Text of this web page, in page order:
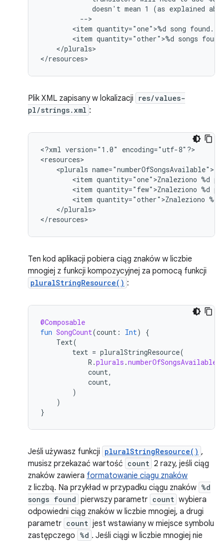
doesn't mean 1 (as explained
<item quantity="one">%d song
<item quantity="other">%d songs
</plurals>
</resources>
Plik XML zapisany w lokalizacji
res/values-
pl/strings.xml :
<?xml version="1.0"
encoding="utf-8"?>
<plurals
<item quantity="one">Znaleziono %d
<item quantity="few">Znaleziono %d
<item quantity="other">Znaleziono %d
</plurals>
</resources>
Ten kod aplikacji pobiera ciąg znaków w liczbie
mnogiej z funkcji kompozycyjnej za pomocą funkcji
pluralStringResource() :
@Composable
fun SongCount(count : Int)
{
Text(
text = pluralStringResource(
R .plurals .numberOfSongsAvailable
count,
count,
)
)
}
Jeśli używasz funkcji pluralStringResource() ,
musisz przekazać wartość count 2 razy, jeśli ciąg
znaków zawiera formatowanie ciągu znaków
z liczbą. Na przykład w przypadku ciągu znaków %d
songs found pierwszy parametr count wybiera
odpowiedni ciąg znaków w liczbie mnogiej, a drugi
parametr count jest wstawiany w miejsce symbolu
zastępczego %d . Jeśli ciągi w liczbie mnogiej nie